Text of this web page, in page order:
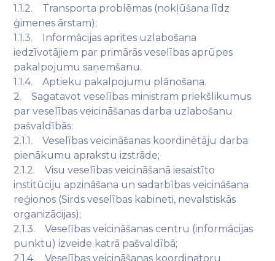
1.1.2. Transporta problēmas (nokļūšana līdz
ģimenes ārstam);
1.1.3. Informācijas aprites uzlabošana
iedzīvotājiem par primārās veselības aprūpes
pakalpojumu saņemšanu.
1.1.4. Aptieku pakalpojumu plānošana.
2. Sagatavot veselības ministram priekšlikumus
par veselības veicināšanas darba uzlabošanu
pašvaldībās:
2.1.1. Veselības veicināšanas koordinētāju darba
pienākumu aprakstu izstrāde;
2.1.2. Visu veselības veicināšanā iesaistīto
institūciju apzināšana un sadarbības veicināšana
reģionos (Sirds veselības kabineti, nevalstiskās
organizācijas);
2.1.3. Veselības veicināšanas centru (informācijas
punktu) izveide katrā pašvaldībā;
2.1.4. Veselības veicināšanas koordinatoru